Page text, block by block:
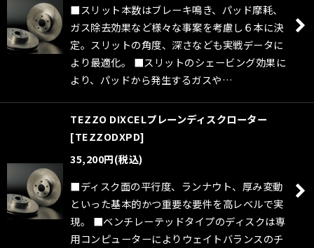
■スリット本数はブレーキ鳴き、パッド摩耗、
ガス除去効果など様々な事案を考慮し６本に決
定。スリットの角度、深さなども実戦データに
より最適化。 ■スリットのシェービング効果に
より、パッドから発生するガスや…
TEZZO DIXCELプレーンディスクローター
[TEZZODXPD]
35,200円(税込)
■ディスク面の平行度、ランナウト、厚み変動
といった基本的かつ重要な要件を高レベルで実
現。 ■ベンチレーテッドタイプのディスクは専
用コンピューターによりウェイトバランスのチ